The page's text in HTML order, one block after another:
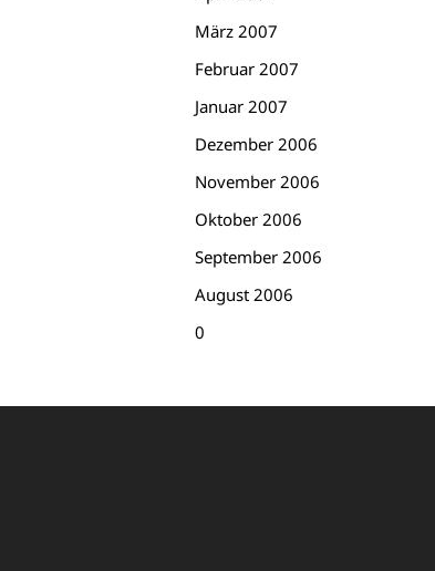
März 2007
Februar 2007
Januar 2007
Dezember 2006
November 2006
Oktober 2006
September 2006
August 2006
0